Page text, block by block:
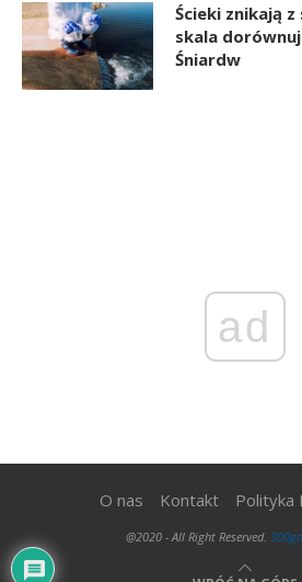
Ścieki znikają
skala
Śniardw
ad
O nas Kontakt Polityka
@2020 - All Right Reserved.